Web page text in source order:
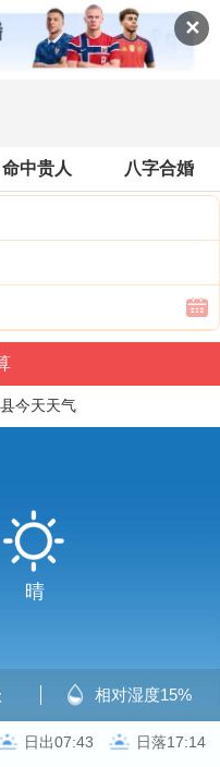
✕
命中贵人 八字合婚
今天天气
晴
相对湿度15%
日出07:43 日落17:14